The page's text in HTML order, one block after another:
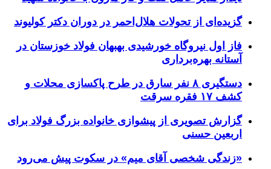
گزیده‌ای از تحولات هلال‌احمر در دوران دکتر کولیوند
فاز اول نیروگاه خورشیدی بهبهان فولاد خوزستان در
آستانه بهره‌برداری
دستگیری ۸ نفر سارق در طرح پاکسازی محلات و
کشف ۱۷ فقره سرقت
گزارش تصویری از پیشوازی خانواده بزرگ فولاد برای
اربعین حسنی
«زندگی شخصی آقای میم» در سکوت پیش می‌رود